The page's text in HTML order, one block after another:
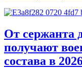
От сержанта
получают
состава в